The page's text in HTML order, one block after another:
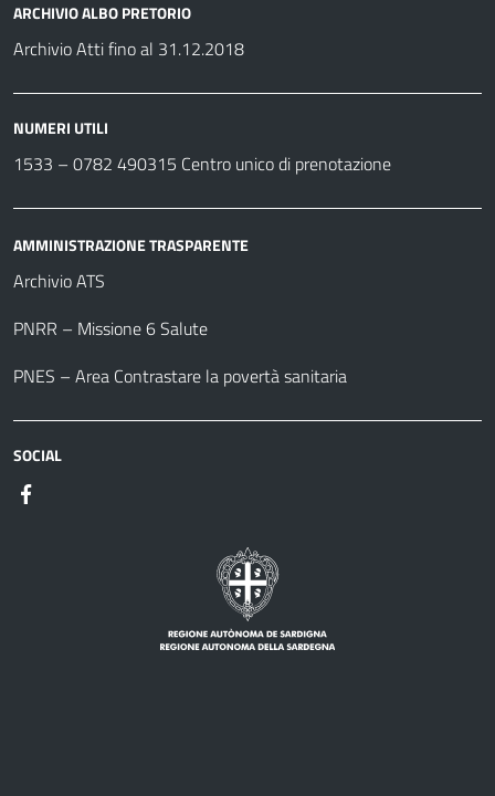
ARCHIVIO ALBO PRETORIO
Archivio Atti fino al 31.12.2018
NUMERI UTILI
1533 – 0782 490315 Centro unico di prenotazione
AMMINISTRAZIONE TRASPARENTE
Archivio ATS
PNRR – Missione 6 Salute
PNES – Area Contrastare la povertà sanitaria
SOCIAL